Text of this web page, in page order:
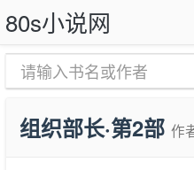
80s小说网
组织部长·第2部 作